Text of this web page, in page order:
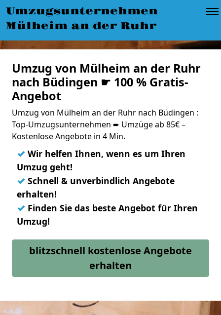
Umzugsunternehmen
Mülheim an der Ruhr
Umzug von Mülheim an der Ruhr
nach Büdingen ☛ 100 % Gratis-
Angebot
Umzug von Mülheim an der Ruhr nach Büdingen :
Top-Umzugsunternehmen ➨ Umzüge ab 85€ –
Kostenlose Angebote in 4 Min.
✓ Wir helfen Ihnen, wenn es um Ihren
Umzug geht!
✓ Schnell & unverbindlich Angebote
erhalten!
✓ Finden Sie das beste Angebot für Ihren
Umzug!
blitzschnell kostenlose Angebote
erhalten